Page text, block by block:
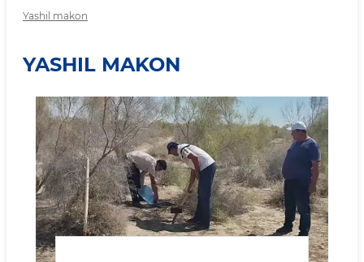
Yashil makon
YASHIL MAKON